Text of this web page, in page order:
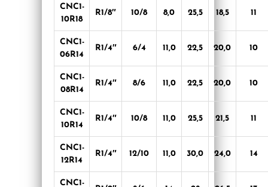
CNC1-
10R18
R1/8″ 10/8 8,0 25,5 18,5 11
CNC1-
06R14
R1/4″ 6/4 11,0 22,5 20,0 10
CNC1-
08R14
R1/4″ 8/6 11,0 22,5 20,0 10
CNC1-
10R14
R1/4″ 10/8 11,0 25,5 21,5 11
CNC1-
12R14
R1/4″ 12/10 11,0 30,0 24,0 14
CNC1-